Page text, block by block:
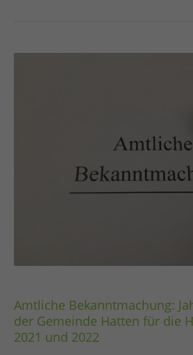
Amtliche Bekanntmachung:
der Gemeinde Hatten für die
2021 und 2022